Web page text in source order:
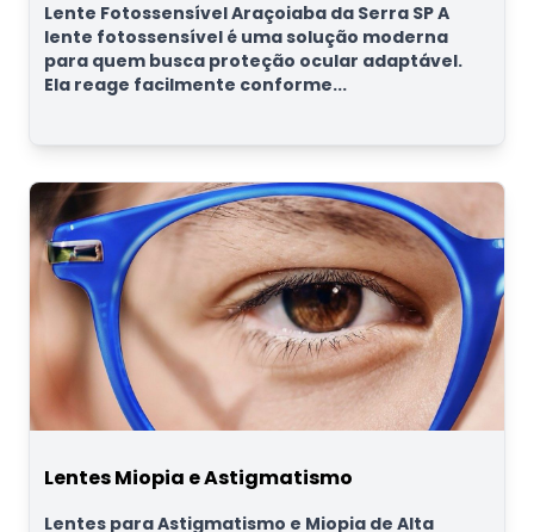
Lente Fotossensível Araçoiaba da Serra SP A
lente fotossensível é uma solução moderna
para quem busca proteção ocular adaptável.
Ela reage facilmente conforme...
Lentes Miopia e Astigmatismo
Lentes para Astigmatismo e Miopia de Alta